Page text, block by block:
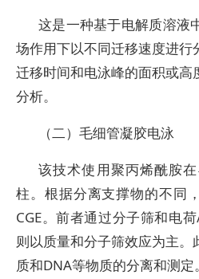
这是一种基于电解质溶液
场作用下以不同迁移速度进行
迁移时间和电泳峰的面积或
分析。
（二）毛细管凝胶电泳
该技术使用聚丙烯酰胺
柱。根据分离支撑物的不同
CGE。前者通过分子筛和电
则以质量和分子筛效应为主。
质和DNA等物质的分离和测定。